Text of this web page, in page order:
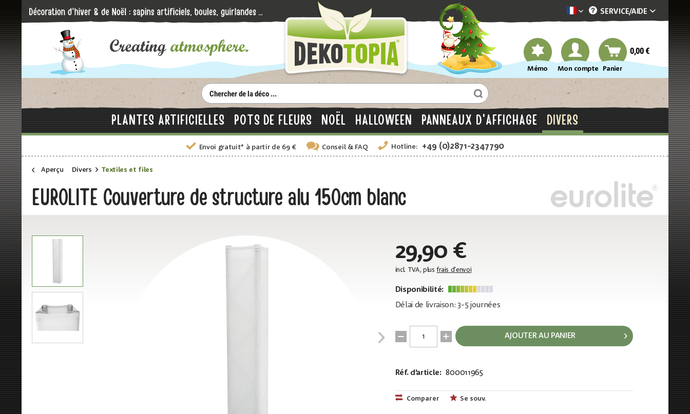
Dekotopia französisch
SERVICE/AIDE
Mémo Mon compte Panier
0,00 €
PLANTES ARTIFICIELLES POTS DE FLEURS NOËL HALLOWEEN PANNEAUX D'AFFICHAGE DIVERS
Envoi gratuit* à partir de 69 € Conseil& FAQ Hotline: +49 (0)2871-2347790
Aperçu Divers Textiles et files
EUROLITE Couverture de structure alu 150cm blanc
29,90 €
incl. TVA, plusfrais d'envoi
Disponibilité:
Délai de livraison: 3-5 journées
AJOUTER AU PANIER
Réf. d’article: 800011965
Comparer Se souv.